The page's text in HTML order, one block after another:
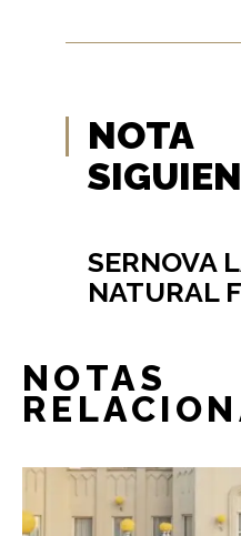
NOTA
SERNOVA
NATURAL
NOTAS